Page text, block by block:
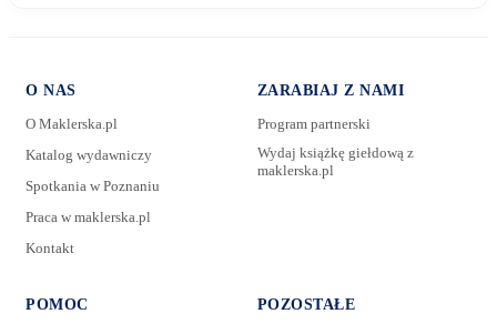
O NAS
O Maklerska.pl
Katalog wydawniczy
Spotkania w Poznaniu
Praca w maklerska.pl
Kontakt
ZARABIAJ Z NAMI
Program partnerski
Wydaj książkę giełdową z
maklerska.pl
POMOC
POZOSTAŁE
E-mail: